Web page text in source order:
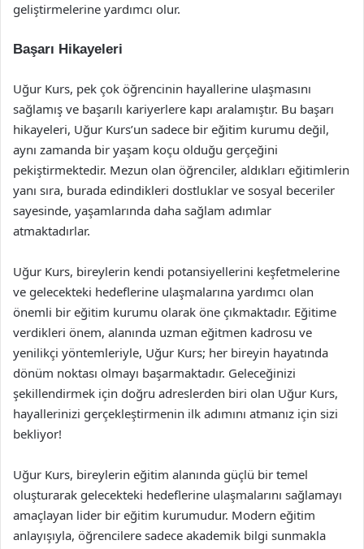
geliştirmelerine yardımcı olur.
Başarı Hikayeleri
Uğur Kurs, pek çok öğrencinin hayallerine ulaşmasını
sağlamış ve başarılı kariyerlere kapı aralamıştır. Bu başarı
hikayeleri, Uğur Kurs’un sadece bir eğitim kurumu değil,
aynı zamanda bir yaşam koçu olduğu gerçeğini
pekiştirmektedir. Mezun olan öğrenciler, aldıkları eğitimlerin
yanı sıra, burada edindikleri dostluklar ve sosyal beceriler
sayesinde, yaşamlarında daha sağlam adımlar
atmaktadırlar.
Uğur Kurs, bireylerin kendi potansiyellerini keşfetmelerine
ve gelecekteki hedeflerine ulaşmalarına yardımcı olan
önemli bir eğitim kurumu olarak öne çıkmaktadır. Eğitime
verdikleri önem, alanında uzman eğitmen kadrosu ve
yenilikçi yöntemleriyle, Uğur Kurs; her bireyin hayatında
dönüm noktası olmayı başarmaktadır. Geleceğinizi
şekillendirmek için doğru adreslerden biri olan Uğur Kurs,
hayallerinizi gerçekleştirmenin ilk adımını atmanız için sizi
bekliyor!
Uğur Kurs, bireylerin eğitim alanında güçlü bir temel
oluşturarak gelecekteki hedeflerine ulaşmalarını sağlamayı
amaçlayan lider bir eğitim kurumudur. Modern eğitim
anlayışıyla, öğrencilere sadece akademik bilgi sunmakla